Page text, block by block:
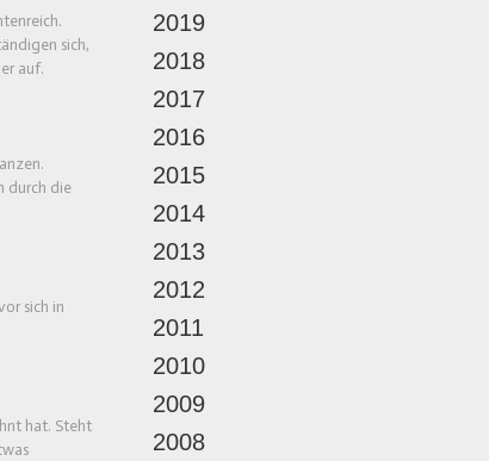
sich,
auf.
durch die
sich in
hat. Steht
2019
2018
2017
2016
2015
2014
2013
2012
2011
2010
2009
2008